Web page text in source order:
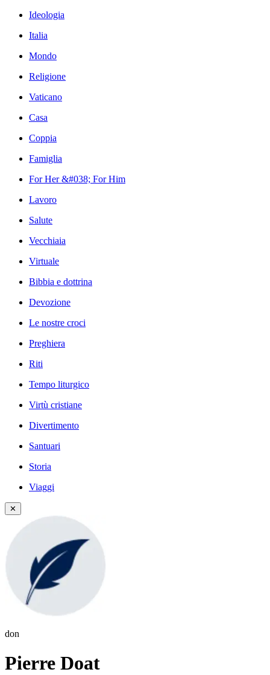
Ideologia
Italia
Mondo
Religione
Vaticano
Casa
Coppia
Famiglia
For Her &#038; For Him
Lavoro
Salute
Vecchiaia
Virtuale
Bibbia e dottrina
Devozione
Le nostre croci
Preghiera
Riti
Tempo liturgico
Virtù cristiane
Divertimento
Santuari
Storia
Viaggi
✕
don
Pierre Doat